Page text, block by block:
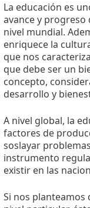
La educación es
avance y progreso
nivel mundial.
enriquece la
que nos
que debe ser un
concepto,
desarrollo y
A nivel global, la
factores de
soslayar
instrumento
existir en las
Si nos planteamos